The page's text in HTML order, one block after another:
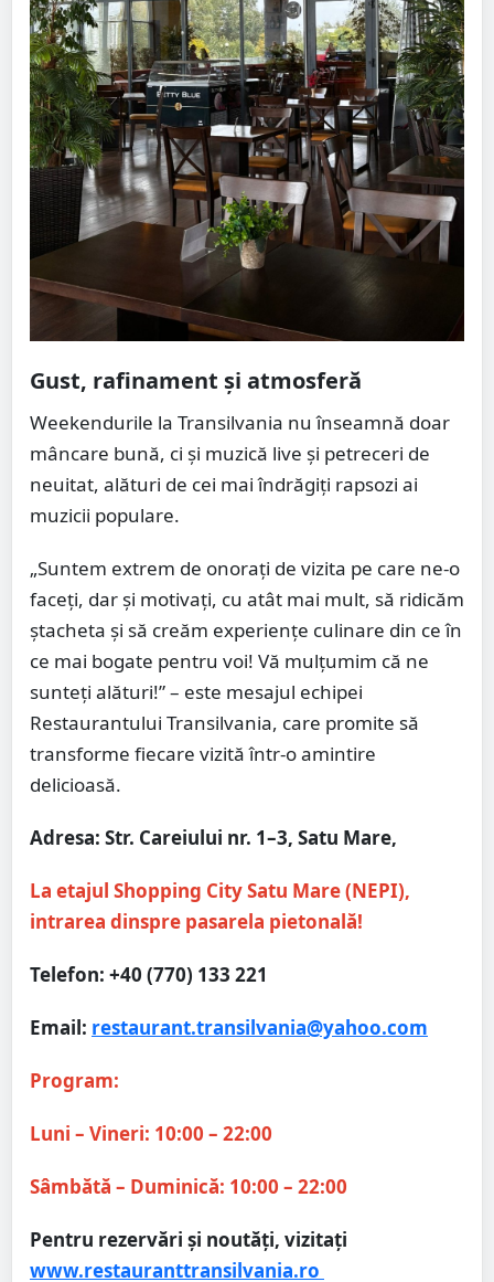
Gust, rafinament și atmosferă
Weekendurile la Transilvania nu înseamnă doar
mâncare bună, ci și muzică live și petreceri de
neuitat, alături de cei mai îndrăgiți rapsozi ai
muzicii populare.
„Suntem extrem de onoraţi de vizita pe care ne-o
faceți, dar şi motivaţi, cu atât mai mult, să ridicăm
ştacheta şi să creăm experienţe culinare din ce în
ce mai bogate pentru voi! Vă mulţumim că ne
sunteţi alături!” – este mesajul echipei
Restaurantului Transilvania, care promite să
transforme fiecare vizită într-o amintire
delicioasă.
Adresa: Str. Careiului nr. 1–3, Satu Mare,
La etajul Shopping City Satu Mare (NEPI),
intrarea dinspre pasarela pietonală!
Telefon: ‪+40 (770) 133 221‬
Email: restaurant.transilvania@yahoo.com
Program:
Luni – Vineri: 10:00 – 22:00
Sâmbătă – Duminică: 10:00 – 22:00
Pentru rezervări și noutăți, vizitați
www.restauranttransilvania.ro